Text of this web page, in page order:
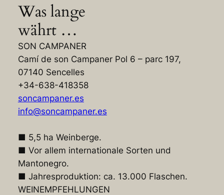
Was lange
währt …
SON CAMPANER
Camí de son Campaner Pol 6 – parc 197,
07140 Sencelles
+34-638-418358
soncampaner.es
info@soncampaner.es
■ 5,5 ha Weinberge.
■ Vor allem internationale Sorten und
Mantonegro.
■ Jahresproduktion: ca. 13.000 Flaschen.
WEINEMPFEHLUNGEN